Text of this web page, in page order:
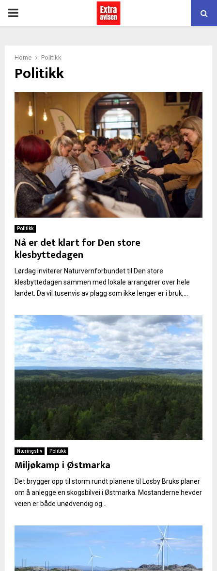
PRIMARY
Home Politikk
Politikk
Politikk
Nå er det klart for Den store
klesbyttedagen
Lørdag inviterer Naturvernforbundet til Den store
klesbyttedagen sammen med lokale arrangører over hele
landet. Da vil tusenvis av plagg som ikke lenger er i bruk,...
Næringsliv Politikk
Miljøkamp i Østmarka
Det brygger opp til storm rundt planene til Losby Bruks planer
om å anlegge en skogsbilvei i Østmarka. Mostanderne hevder
veien er både unødvendig og...